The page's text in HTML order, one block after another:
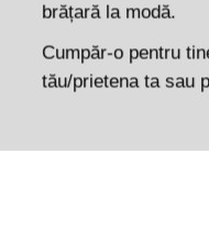
brățară la modă.
Cumpăr-o pentru
tău/prietena ta sau